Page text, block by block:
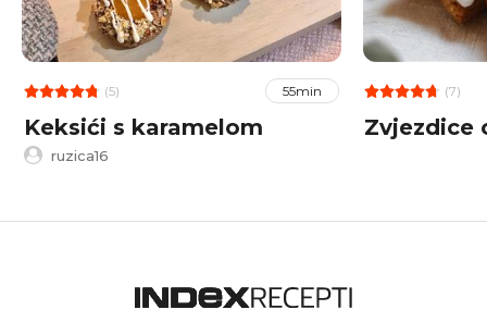
(5) 55min
Keksići s karamelom
ruzica16
(7)
Zvjezdice